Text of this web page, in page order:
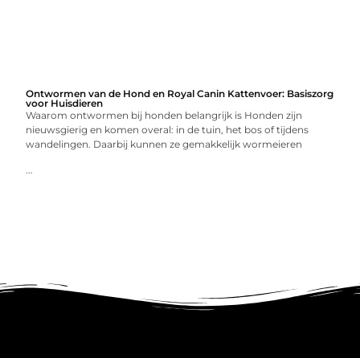
Ontwormen van de Hond en Royal Canin Kattenvoer: Basiszorg
voor Huisdieren
Waarom ontwormen bij honden belangrijk is Honden zijn
nieuwsgierig en komen overal: in de tuin, het bos of tijdens
wandelingen. Daarbij kunnen ze gemakkelijk wormeieren
...